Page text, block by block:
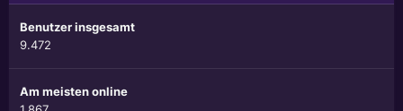
Benutzer insgesamt
9.472
Am meisten online